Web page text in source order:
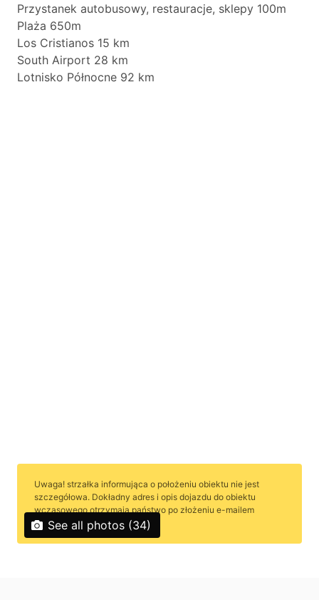
See all photos (34)
Przystanek autobusowy, restauracje, sklepy 100m
Plaża 650m
Los Cristianos 15 km
South Airport 28 km
Lotnisko Północne 92 km
Uwaga! strzałka informująca o położeniu obiektu nie jest
szczegółowa. Dokładny adres i opis dojazdu do obiektu
wczasowego otrzymają państwo po złożeniu e-mailem
rezerwacji urlopu. Dziękujemy!